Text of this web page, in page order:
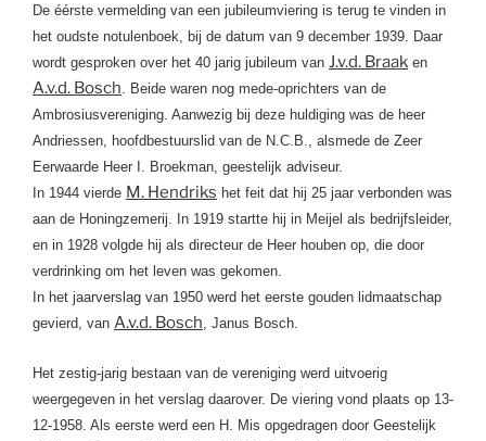
De éérste vermelding van een jubileumviering is terug te vinden in
het oudste notulenboek, bij de datum van 9 december 1939. Daar
wordt gesproken over het 40 jarig jubileum van J.v.d. Braak en
A.v.d. Bosch . Beide waren nog mede-oprichters van de
Ambrosiusvereniging. Aanwezig bij deze huldiging was de heer
Andriessen, hoofdbestuurslid van de N.C.B., alsmede de Zeer
Eerwaarde Heer I. Broekman, geestelijk adviseur.
In 1944 vierde M. Hendriks het feit dat hij 25 jaar verbonden was
aan de Honingzemerij. In 1919 startte hij in Meijel als bedrijfsleider,
en in 1928 volgde hij als directeur de Heer houben op, die door
verdrinking om het leven was gekomen.
In het jaarverslag van 1950 werd het eerste gouden lidmaatschap
gevierd, van A.v.d. Bosch , Janus Bosch.
Het zestig-jarig bestaan van de vereniging werd uitvoerig
weergegeven in het verslag daarover. De viering vond plaats op 13-
12-1958. Als eerste werd een H. Mis opgedragen door Geestelijk